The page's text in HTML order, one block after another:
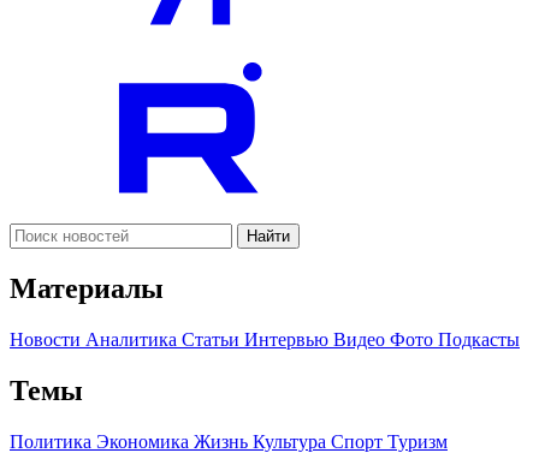
Найти
Материалы
Новости Аналитика Статьи Интервью Видео Фото Подкасты
Темы
Политика Экономика Жизнь Культура Спорт Туризм